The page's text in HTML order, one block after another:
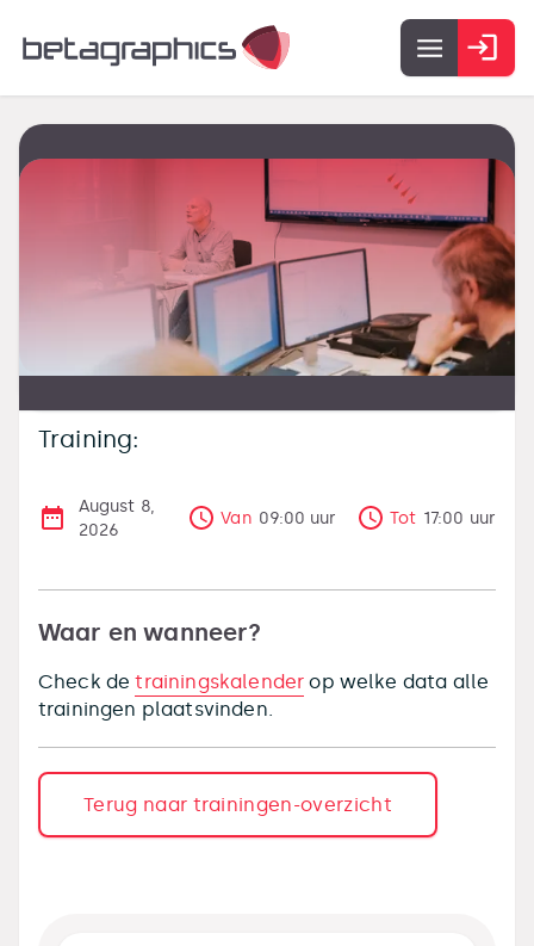
Training:
August 8,
2026
Van 09:00 uur Tot 17:00 uur
Waar en wanneer?
Check detrainingskalender op welke data alle
trainingen plaatsvinden.
Terug naar trainingen-overzicht